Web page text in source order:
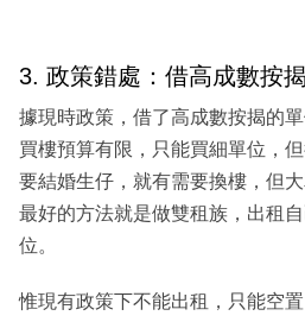
3. 政策錯處：借高成數按
據現時政策，借了高成數按揭的
買樓預算有限，只能買細單位，
要結婚生仔，就有需要換樓，但
最好的方法就是做雙租族，出租
位。
惟現有政策下不能出租，只能空